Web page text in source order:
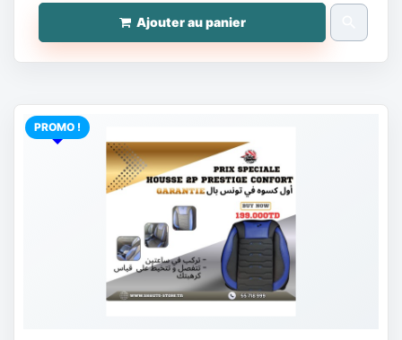
Ajouter au panier
PROMO !